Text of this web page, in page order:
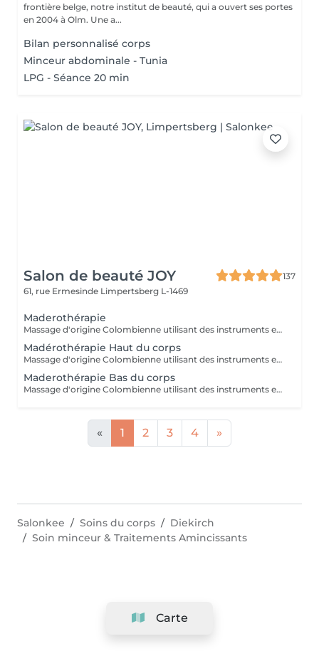
frontière belge, notre institut de beauté, qui a ouvert ses portes
en 2004 à Olm. Une a...
Bilan personnalisé corps
Minceur abdominale - Tunia
LPG - Séance 20 min
Salon de beauté JOY
137
61, rue Ermesinde Limpertsberg L-1469
Maderothérapie
Massage d'origine Colombienne utilisant des instruments en bois naturel pour remodeler le corps, briser les graisses, stimuler le système lymphatique et lisser la peau. Cette méthode non invasive cible la cellulite ( cuisse , ventre, bras ) et raffermie la silhouette.
Madérothérapie Haut du corps
Massage d'origine Colombienne utilisant des instruments en bois naturel pour remodeler le corps, briser les graisses, stimuler le système lymphatique et lisser la peau. Cette méthode non invasive cible la cellulite ( cuisse , ventre, bras ) et raffermie la silhouette.
Maderothérapie Bas du corps
Massage d'origine Colombienne utilisant des instruments en bois naturel pour remodeler le corps, briser les graisses, stimuler le système lymphatique et lisser la peau. Cette méthode non invasive cible la cellulite ( cuisse , ventre, bras ) et raffermie la silhouette.
« 1 2 3 4 »
Carte
Salonkee Soins du corps
Diekirch
Soin minceur & Traitements Amincissants